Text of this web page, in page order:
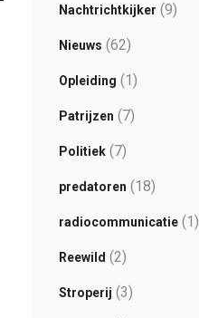
Nachtrichtkijker (9)
Nieuws (62)
Opleiding (1)
Patrijzen (7)
Politiek(7)
predatoren (18)
radiocommunicatie(1)
Reewild (2)
Stroperij (3)